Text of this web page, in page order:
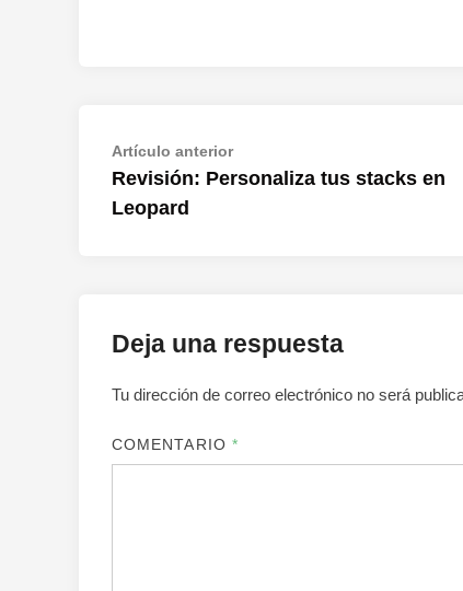
Navegación
de
entradas
Artículo anteriorArtículo
anterior:
Revisión: Personaliza tus stacks en
Leopard
Deja una respuesta
Tu dirección de correo electrónico no será
COMENTARIO *